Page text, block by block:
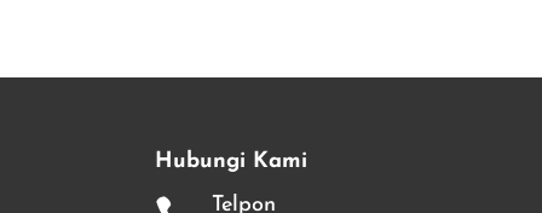
Hubungi Kami
Telpon